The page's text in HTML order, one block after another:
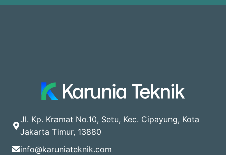
Jl. Kp. Kramat No.10, Setu, Kec. Cipayung, Kota
Jakarta Timur, 13880
info@karuniateknik.com